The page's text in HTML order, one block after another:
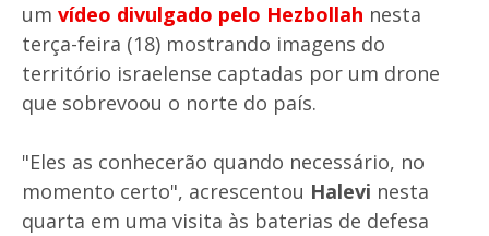
um vídeo divulgado pelo Hezbollah nesta
terça-feira (18) mostrando imagens do
território israelense captadas por um drone
que sobrevoou o norte do país.
"Eles as conhecerão quando necessário, no
momento certo", acrescentou Halevi nesta
quarta em uma visita às baterias de defesa